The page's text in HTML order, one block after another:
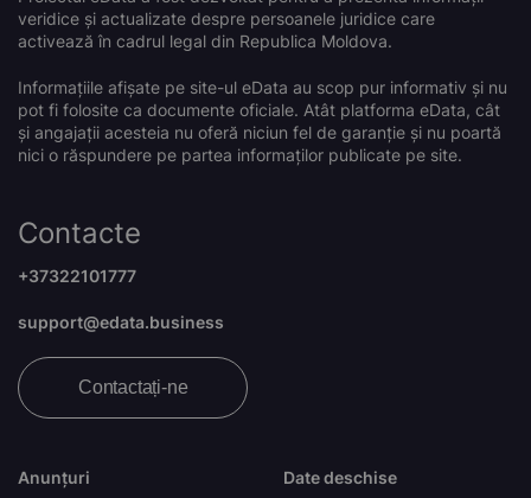
veridice și actualizate despre persoanele juridice care
activează în cadrul legal din Republica Moldova.
Informațiile afișate pe site-ul eData au scop pur informativ și nu
pot fi folosite ca documente oficiale. Atât platforma eData, cât
și angajații acesteia nu oferă niciun fel de garanție și nu poartă
nici o răspundere pe partea informaților publicate pe site.
Anunțuri Date deschise
Contacte
+37322101777
support@edata.business
Contactați-ne